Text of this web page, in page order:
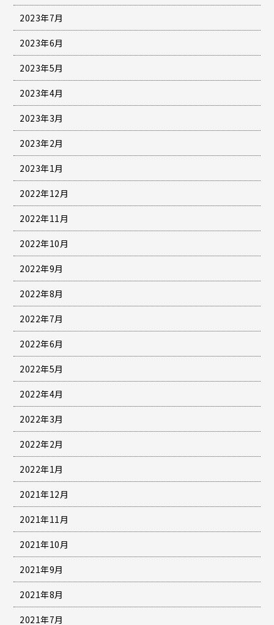
2023年7月
2023年6月
2023年5月
2023年4月
2023年3月
2023年2月
2023年1月
2022年12月
2022年11月
2022年10月
2022年9月
2022年8月
2022年7月
2022年6月
2022年5月
2022年4月
2022年3月
2022年2月
2022年1月
2021年12月
2021年11月
2021年10月
2021年9月
2021年8月
2021年7月